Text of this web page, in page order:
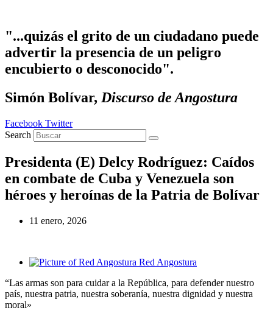
"...quizás el grito de un ciudadano puede
advertir la presencia de un peligro
encubierto o desconocido".
Simón Bolívar, Discurso de Angostura
Facebook Twitter
Search
Presidenta (E) Delcy Rodríguez: Caídos
en combate de Cuba y Venezuela son
héroes y heroínas de la Patria de Bolívar
11 enero, 2026
Red Angostura
“Las armas son para cuidar a la República, para defender nuestro
país, nuestra patria, nuestra soberanía, nuestra dignidad y nuestra
moral»